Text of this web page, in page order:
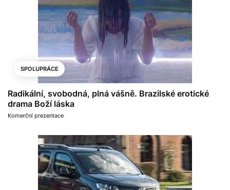
SPOLUPRÁCE
Radikální, svobodná, plná vášně. Brazilské erotické
drama Boží láska
Komerční prezentace